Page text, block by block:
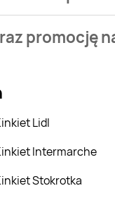
promocję
Kinkiet Lidl
Kinkiet Intermarche
Kinkiet Stokrotka